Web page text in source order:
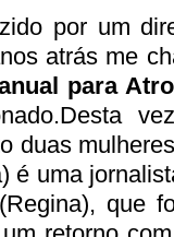
por um
atrás me
para
duas
é uma
que